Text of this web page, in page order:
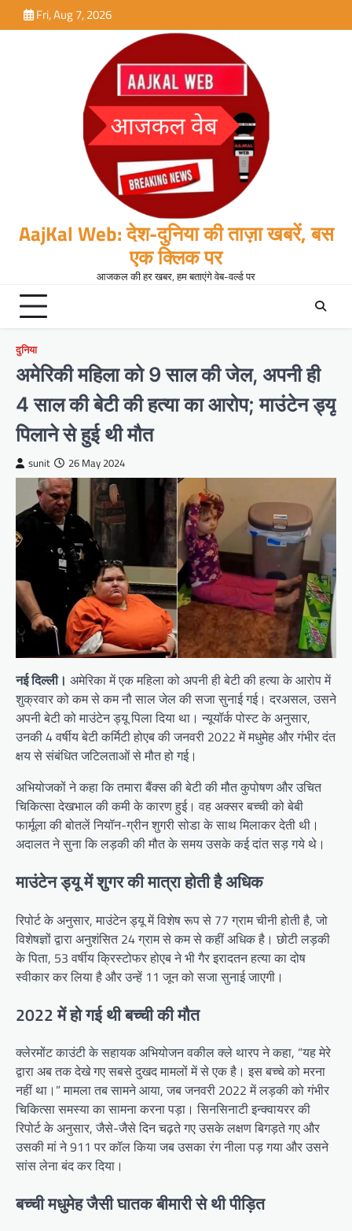
to
Fri, Aug 7, 2026
AajKal Web: देश-दुनिया की ताज़ा खबरें, बस
एक क्लिक पर
आजकल की हर खबर, हम बताएंगे वेब-वर्ल्ड पर
दुनिया
अमेरिकी महिला को 9 साल की जेल, अपनी ही
4 साल की बेटी की हत्या का आरोप; माउंटेन ड्यू
पिलाने से हुई थी मौत
sunit 26 May 2024
नई दिल्ली। अमेरिका में एक महिला को अपनी ही बेटी की हत्या के आरोप में
शुक्रवार को कम से कम नौ साल जेल की सजा सुनाई गई। दरअसल, उसने
अपनी बेटी को माउंटेन ड्यू पिला दिया था। न्यूयॉर्क पोस्ट के अनुसार,
उनकी 4 वर्षीय बेटी कर्मिटी होएब की जनवरी 2022 में मधुमेह और गंभीर दंत
क्षय से संबंधित जटिलताओं से मौत हो गई।
अभियोजकों ने कहा कि तमारा बैंक्स की बेटी की मौत कुपोषण और उचित
चिकित्सा देखभाल की कमी के कारण हुई। वह अक्सर बच्ची को बेबी
फार्मूला की बोतलें नियॉन-ग्रीन शुगरी सोडा के साथ मिलाकर देती थी।
अदालत ने सुना कि लड़की की मौत के समय उसके कई दांत सड़ गये थे।
माउंटेन ड्यू में शुगर की मात्रा होती है अधिक
रिपोर्ट के अनुसार, माउंटेन ड्यू में विशेष रूप से 77 ग्राम चीनी होती है, जो
विशेषज्ञों द्वारा अनुशंसित 24 ग्राम से कम से कहीं अधिक है। छोटी लड़की
के पिता, 53 वर्षीय क्रिस्टोफर होएब ने भी गैर इरादतन हत्या का दोष
स्वीकार कर लिया है और उन्हें 11 जून को सजा सुनाई जाएगी।
2022 में हो गई थी बच्ची की मौत
क्लेरमोंट काउंटी के सहायक अभियोजन वकील क्ले थारप ने कहा, “यह मेरे
द्वारा अब तक देखे गए सबसे दुखद मामलों में से एक है। इस बच्चे को मरना
नहीं था।” मामला तब सामने आया, जब जनवरी 2022 में लड़की को गंभीर
चिकित्सा समस्या का सामना करना पड़ा। सिनसिनाटी इन्क्वायरर की
रिपोर्ट के अनुसार, जैसे-जैसे दिन चढ़ते गए उसके लक्षण बिगड़ते गए और
उसकी मां ने 911 पर कॉल किया जब उसका रंग नीला पड़ गया और उसने
सांस लेना बंद कर दिया।
बच्ची मधुमेह जैसी घातक बीमारी से थी पीड़ित